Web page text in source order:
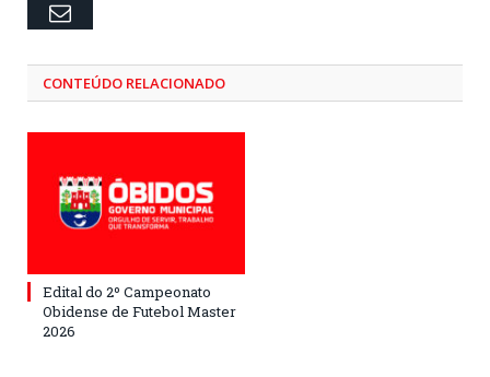
Email
CONTEÚDO RELACIONADO
Edital do 2º Campeonato
Obidense de Futebol Master
2026